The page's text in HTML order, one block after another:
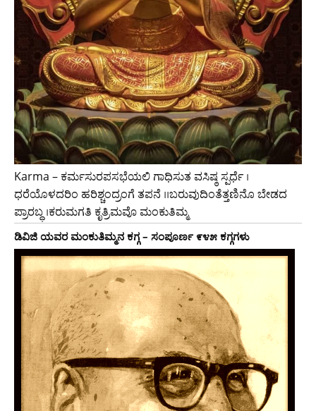
Karma – ಕರ್ಮಸುರಪಸಭೆಯಲಿ ಗಾಧಿಸುತ ವಸಿಷ್ಠ ಸ್ಪರ್ಧೆ ।
ಧರೆಯೊಳದರಿಂ ಹರಿಶ್ಚಂದ್ರಂಗೆ ತಪನೆ ।।ಬರುವುದಿಂತೆತ್ತಣಿನೊ ಬೇಡದ
ಪ್ರಾರಬ್ಧ ।ಕರುಮಗತಿ ಕೃತ್ರಿಮವೊ ಮಂಕುತಿಮ್ಮ
ಡಿವಿಜಿ ಯವರ ಮಂಕುತಿಮ್ಮನ ಕಗ್ಗ – ಸಂಪೂರ್ಣ ೯೪೫ ಕಗ್ಗಗಳು